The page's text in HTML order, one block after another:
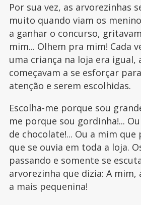
Por sua vez, as arvorezinhas
muito quando viam os
a ganhar o concurso,
mim... Olhem pra mim! Cada
uma criança na loja era igual,
começavam a se esforçar
atenção e serem escolhidas.
Escolha-me porque sou
me porque sou gordinha!...
de chocolate!... Ou a mim que
que se ouvia em toda a loja.
passando e somente se
arvorezinha que dizia: A mim,
a mais pequenina!